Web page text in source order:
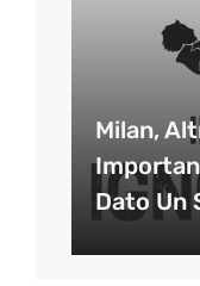
Milan,
Dato Un